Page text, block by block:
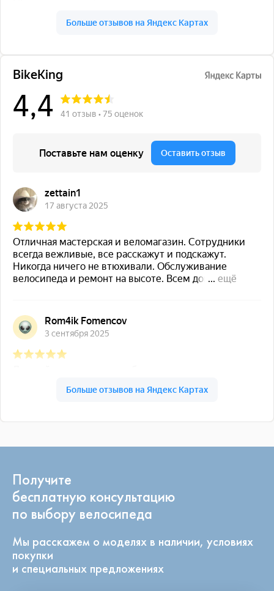
Получите
бесплатную консультацию
по выбору велосипеда
Мы расскажем о моделях в наличии, условиях
покупки
и специальных предложениях